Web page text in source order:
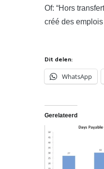
Of: “Hors
créé des
Dit delen:
WhatsApp
Gerelateerd